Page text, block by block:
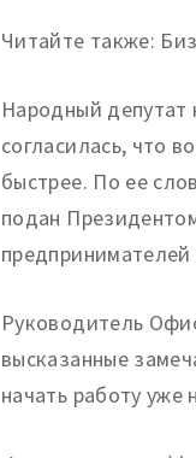
Читайте также:
Народный депутат
согласилась, что
быстрее. По ее
подан
Руководитель
высказанные
начать работу уже